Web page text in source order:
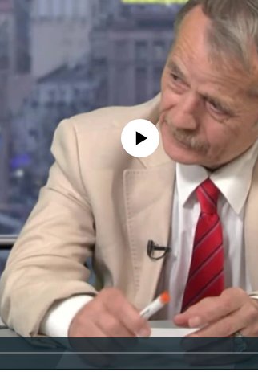
No media source currently available